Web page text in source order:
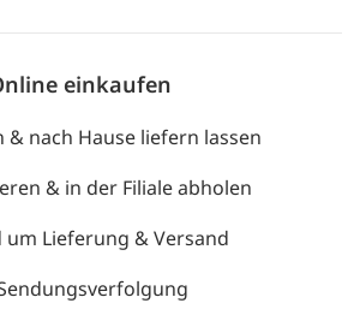
einkaufen
& nach Hause liefern lassen
& in der Filiale abholen
um Lieferung & Versand